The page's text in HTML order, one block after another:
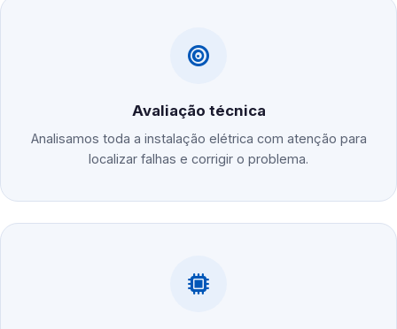
Avaliação técnica
Analisamos toda a instalação elétrica com atenção para
localizar falhas e corrigir o problema.